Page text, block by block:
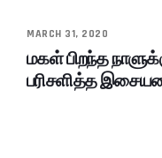
MARCH 31, 2020
மகள் பிறந்த
பரிசளித்த